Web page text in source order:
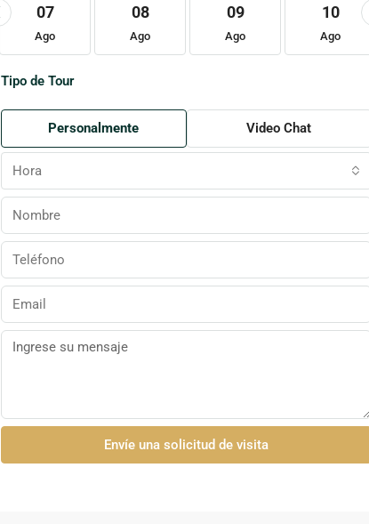
07
Ago
08
Ago
09
Ago
10
Ago
Tipo de Tour
Personalmente Video Chat
Hora
Envíe una solicitud de visita